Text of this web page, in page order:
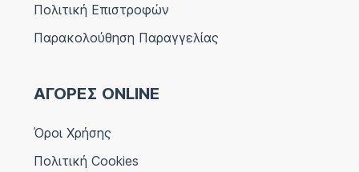
Πολιτική Επιστροφών
Παρακολούθηση Παραγγελίας
ΑΓΟΡΕΣ ONLINE
Όροι Χρήσης
Πολιτική Cookies